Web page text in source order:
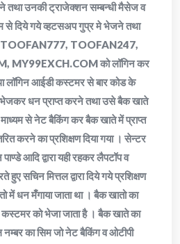
उनकी ट्राजेक्शन सम्बन्धी मैसेज व
से दिये गये व्हटसअप गुप्र मे भेजने तथा
TOOFAN777, TOOFAN247,
MY99EXCH.COM को लॉगिन कर
लॉगिन आईडी कस्टमर से बार कोड के
धन प्राप्त करने तथा उसे बैक खाते
से नेट बैकिंग कर बैक खाते में प्राप्त
करने का प्रशिक्षण दिया गया । सेन्टर
आदि द्वारा यही रहकर लैपटॉप व
हुए सचिन मित्तल द्वारा दिये गये प्रशिक्षण
धन मँगाया जाता था । बैक खातो का
को भेजा जाता है । बैक खाते का
नम्बर का सिम जो नेट बैकिंग व ओटीपी